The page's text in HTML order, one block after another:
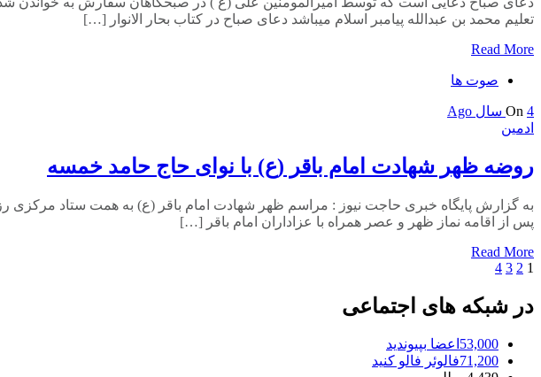
تعلیم محمد بن عبدالله پیامبر اسلام میباشد دعای صباح در کتاب بحار الانوار […]
Read More
صوت ها
On 4 سال Ago
ادمین
روضه ظهر شهادت امام باقر (ع) با نوای حاج حامد خمسه
پس از اقامه نماز ظهر و عصر همراه با عزاداران امام باقر […]
Read More
راهبری
نوشته‌ها
1
2
3
4
در شبکه های اجتماعی
53,000 اعضا بپیوندید
71,200فالوئر فالو کنید